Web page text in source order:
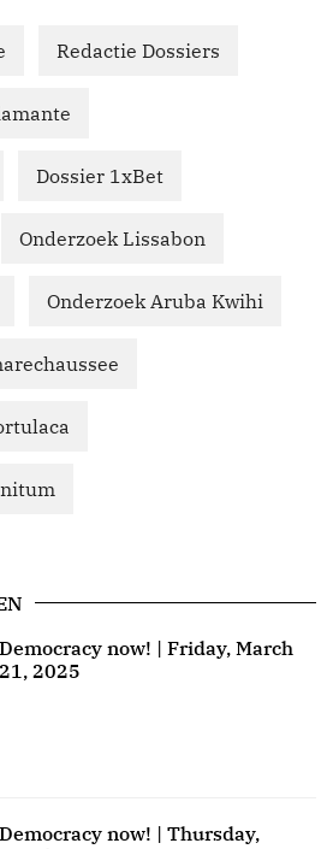
Redactie Dossiers
Dossier 1xBet
Onderzoek Lissabon
Onderzoek Aruba Kwihi
Democracy now! | Friday, March
21, 2025
Democracy now! | Thursday,